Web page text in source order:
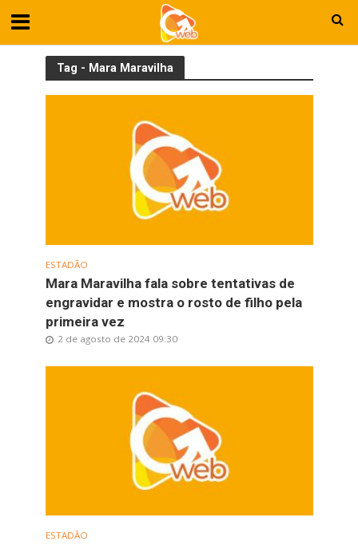
Tag - Mara Maravilha
ESTADÃO
Mara Maravilha fala sobre tentativas de
engravidar e mostra o rosto de filho pela
primeira vez
2 de agosto de 2024 09:30
ESTADÃO